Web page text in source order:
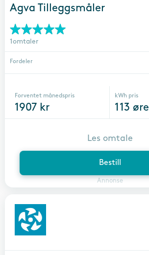
Agva Tilleggsmåler
1omtaler
Fordeler
Forventet månedspris
1907 kr
kWh pris
113 øre
Bestill
Annonse
Les omtale